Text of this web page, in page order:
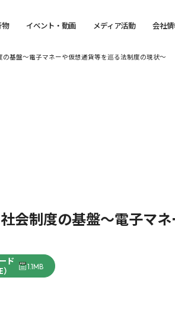
物 イベント・動画 メディア活動 会社
基盤～電子マネーや仮想通貨等を巡る法制度の現状～
会制度の基盤～電子マ
ド
1.1MB